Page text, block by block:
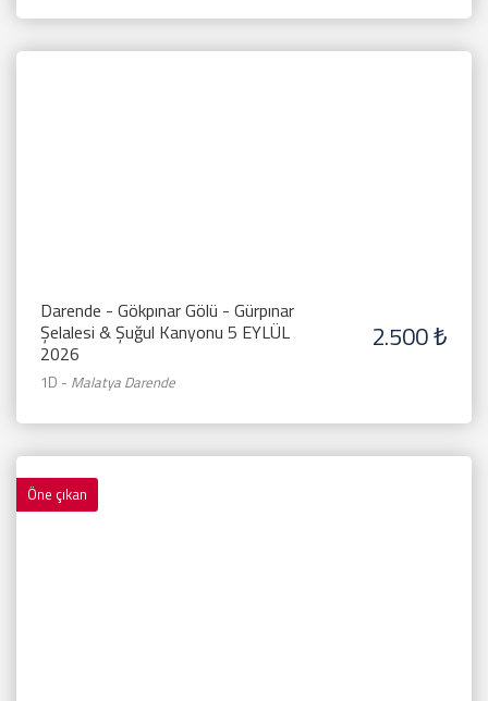
Darende - Gökpınar Gölü - Gürpınar
Şelalesi & Şuğul Kanyonu 5 EYLÜL
2026
1D - Malatya Darende
2.500 ₺
Öne çıkan